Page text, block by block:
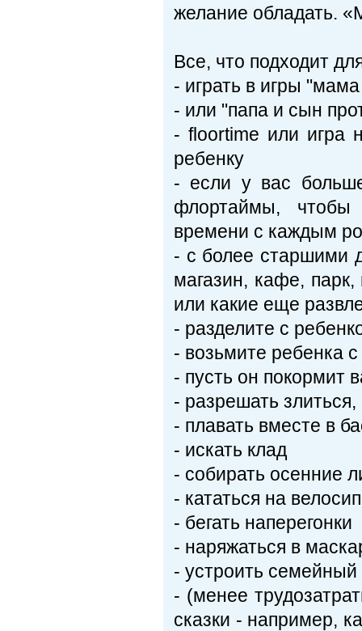
желание обладать.
Все, что подходит
- играть в игры
- или "папа и сын
- floortime или игра
ребенку
- если у вас
флортаймы, чтобы
времени с каждым
- с более старшими
магазин, кафе,
или какие еще
- разделите с
- возьмите ребенка
- пусть он покормит
- разрешать злиться,
- плавать вместе в
- искать клад
- собирать осенние
- кататься на
- бегать наперегонки
- наряжаться в
- устроить семейный
- (менее
сказки - например,